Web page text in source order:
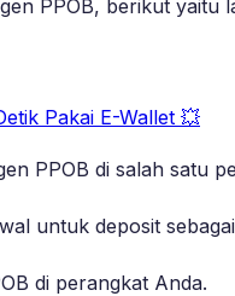
PPOB, berikut yaitu
Pakai E-Wallet 💥
PPOB di salah satu
untuk deposit
di perangkat Anda.